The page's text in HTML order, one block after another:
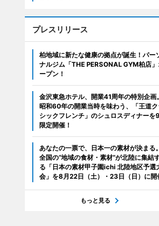
プレスリリース
柏地域に新たな健康の拠点が誕生！パー
ナルジム「THE PERSONAL GYM柏店」
ープン！
金沢東急ホテル、開業41周年の特別企画。
昭和60年の開業当時を味わう、「王道ク
シックフレンチ」のシュロスディナーを
限定開催！
あなたの一票で、日本一の素材が決まる。
全国の“地域の食材・素材”が北陸に集結
る「日本の素材甲子園ichi 北陸地区予選
会」を8月22日（土）・23日（日）に開
もっと見る